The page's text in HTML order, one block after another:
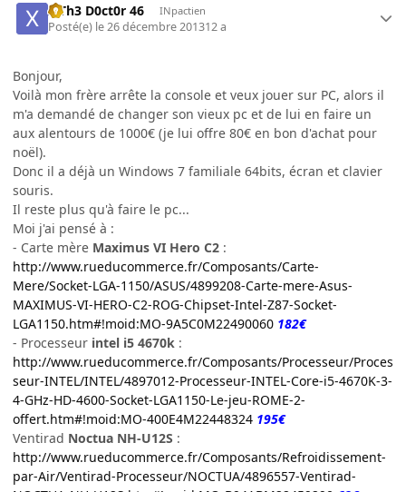
x Th3 D0ct0r 46 INpactien
Posté(e) le 26 décembre 201312 a
Bonjour,
Voilà mon frère arrête la console et veux jouer sur PC, alors il
m'a demandé de changer son vieux pc et de lui en faire un
aux alentours de 1000€ (je lui offre 80€ en bon d'achat pour
noël).
Donc il a déjà un Windows 7 familiale 64bits, écran et clavier
souris.
Il reste plus qu'à faire le pc...
Moi j'ai pensé à :
- Carte mère Maximus VI Hero C2 :
http://www.rueducommerce.fr/Composants/Carte-
Mere/Socket-LGA-1150/ASUS/4899208-Carte-mere-Asus-
MAXIMUS-VI-HERO-C2-ROG-Chipset-Intel-Z87-Socket-
LGA1150.htm#!moid:MO-9A5C0M22490060 182€
- Processeur intel i5 4670k :
http://www.rueducommerce.fr/Composants/Processeur/Proces
seur-INTEL/INTEL/4897012-Processeur-INTEL-Core-i5-4670K-3-
4-GHz-HD-4600-Socket-LGA1150-Le-jeu-ROME-2-
offert.htm#!moid:MO-400E4M22448324 195€
Ventirad Noctua NH-U12S :
http://www.rueducommerce.fr/Composants/Refroidissement-
par-Air/Ventirad-Processeur/NOCTUA/4896557-Ventirad-